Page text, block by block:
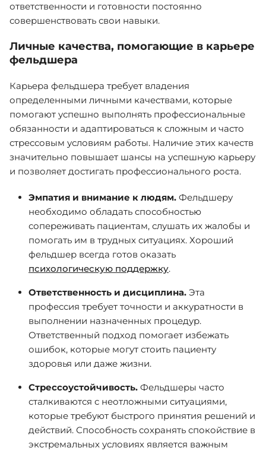
ответственности и готовности постоянно
совершенствовать свои навыки.
Личные качества, помогающие в карьере
фельдшера
Карьера фельдшера требует владения
определенными личными качествами, которые
помогают успешно выполнять профессиональные
обязанности и адаптироваться к сложным и часто
стрессовым условиям работы. Наличие этих качеств
значительно повышает шансы на успешную карьеру
и позволяет достигать профессионального роста.
Эмпатия и внимание к людям. Фельдшеру
необходимо обладать способностью
сопереживать пациентам, слушать их жалобы и
помогать им в трудных ситуациях. Хороший
фельдшер всегда готов оказать
психологическую поддержку.
Ответственность и дисциплина. Эта
профессия требует точности и аккуратности в
выполнении назначенных процедур.
Ответственный подход помогает избежать
ошибок, которые могут стоить пациенту
здоровья или даже жизни.
Стрессоустойчивость. Фельдшеры часто
сталкиваются с неотложными ситуациями,
которые требуют быстрого принятия решений и
действий. Способность сохранять спокойствие в
экстремальных условиях является важным